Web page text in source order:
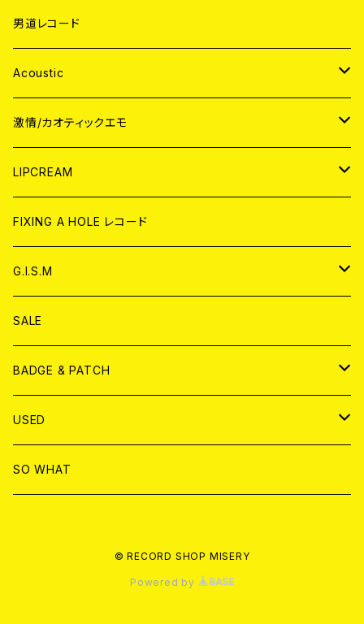
男道レコード
Acoustic
JAPAN
CD
ANALOG
WORLD
CD
ANALOG
激情/カオティックエモ
JAPAN
CD
ANALOG
WORLD
CD
ANALOG
LIPCREAM
CD
アナログ
DVD
T-shirt & WEAR
FIXING A HOLE レコード
G.I.S.M
CD
ANALOG
T-SHIRT & WEAR
DVD
SALE
BADGE & PATCH
BADGE
PATCH
USED
書籍
SO WHAT
© RECORD SHOP MISERY
Powered by